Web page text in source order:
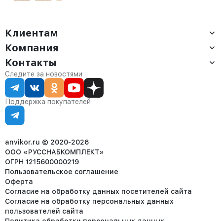
Клиентам
Доставка
Оплата
Сервис
Статус заказа
Статьи
Компания
О компании
Контакты
Партнёрам
Контакты
Отдел продаж:
8 (800) 234-22-62
corp@anvikor.ru
Ежедневно, с 7:00-19:00 (МСК)
Отдел рекламации:
8 (953) 455-25-61
Следите за новостями
Поддержка покупателей
anvikor.ru © 2020-2026
ООО «РУССНАБКОМПЛЕКТ»
ОГРН 1215600000219
Пользовательское соглашение
Оферта
Согласие на обработку данных посетителей сайта
Согласие на обработку персональных данных
пользователей сайта